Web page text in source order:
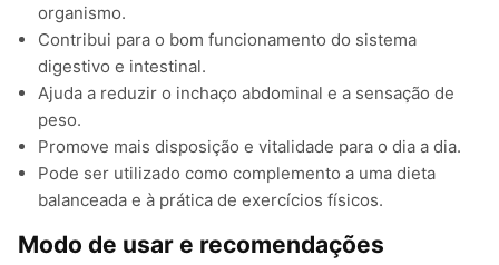
organismo.
Contribui para o bom funcionamento do sistema
digestivo e intestinal.
Ajuda a reduzir o inchaço abdominal e a sensação de
peso.
Promove mais disposição e vitalidade para o dia a dia.
Pode ser utilizado como complemento a uma dieta
balanceada e à prática de exercícios físicos.
Modo de usar e recomendações